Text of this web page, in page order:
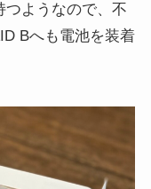
つようなので、不
Bへも電池を装着